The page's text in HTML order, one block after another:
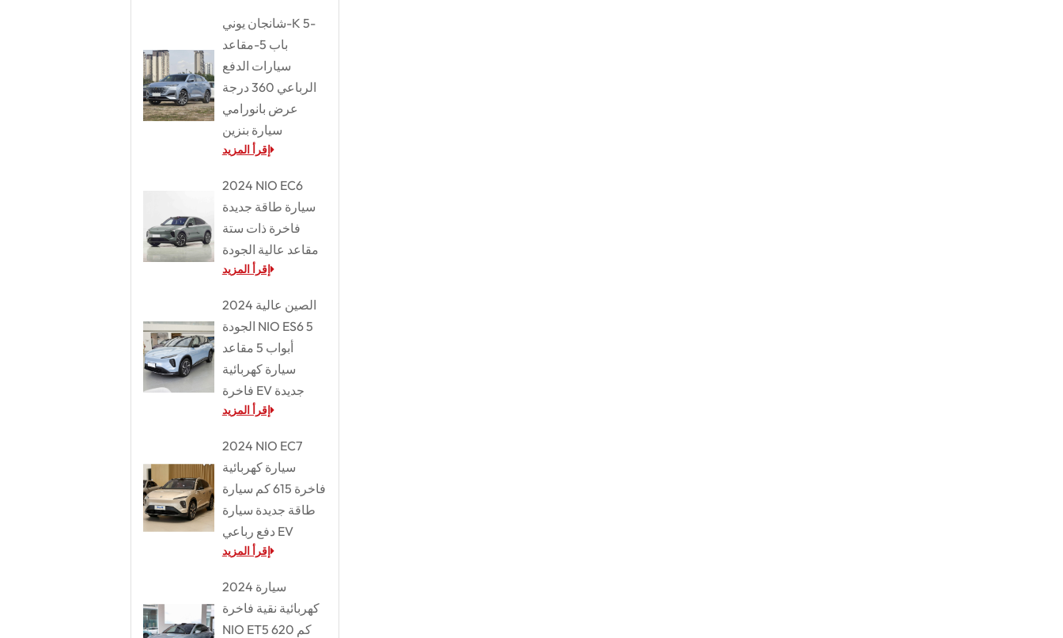
شانجان يوني-K 5-
باب 5-مقاعد
سيارات الدفع
الرباعي 360 درجة
عرض بانورامي
سيارة بنزين
إقرأ المزيد
2024 NIO EC6
سيارة طاقة جديدة
فاخرة ذات ستة
مقاعد عالية الجودة
إقرأ المزيد
2024 الصين عالية
الجودة NIO ES6 5
أبواب 5 مقاعد
سيارة كهربائية
فاخرة EV جديدة
إقرأ المزيد
2024 NIO EC7
سيارة كهربائية
فاخرة 615 كم سيارة
طاقة جديدة سيارة
دفع رباعي EV
إقرأ المزيد
2024 سيارة
كهربائية نقية فاخرة
NIO ET5 620 كم